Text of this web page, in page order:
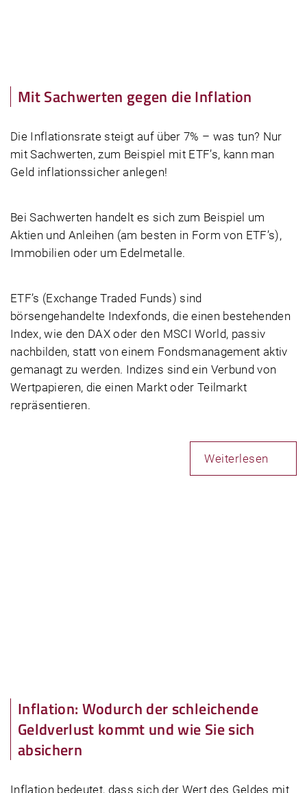
Mit Sachwerten gegen die Inflation
Die Inflations­rate steigt auf über 7% – was tun? Nur
mit Sach­werten, zum Beispiel mit ETF’s, kann man
Geld inflationssicher anlegen!
Bei Sachwerten handelt es sich zum Beispiel um
Aktien und Anleihen (am besten in Form von ETF’s),
Immobilien oder um Edelmetalle.
ETF’s (Exchange Traded Funds) sind
börsengehandelte Indexfonds, die einen bestehenden
Index, wie den DAX oder den MSCI World, passiv
nachbilden, statt von einem Fondsmanagement aktiv
gemanagt zu werden. Indizes sind ein Verbund von
Wertpapieren, die einen Markt oder Teilmarkt
repräsentieren.
Weiterlesen
Inflation: Wodurch der schleichende
Geldverlust kommt und wie Sie sich
absichern
Inflation bedeutet, dass sich der Wert des Geldes mit